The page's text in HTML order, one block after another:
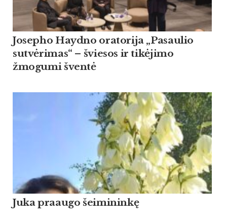
Josepho Haydno oratorija „Pasaulio
sutvėrimas“ – šviesos ir tikėjimo
žmogumi šventė
Ju­ka praau­go šei­mi­ninkę